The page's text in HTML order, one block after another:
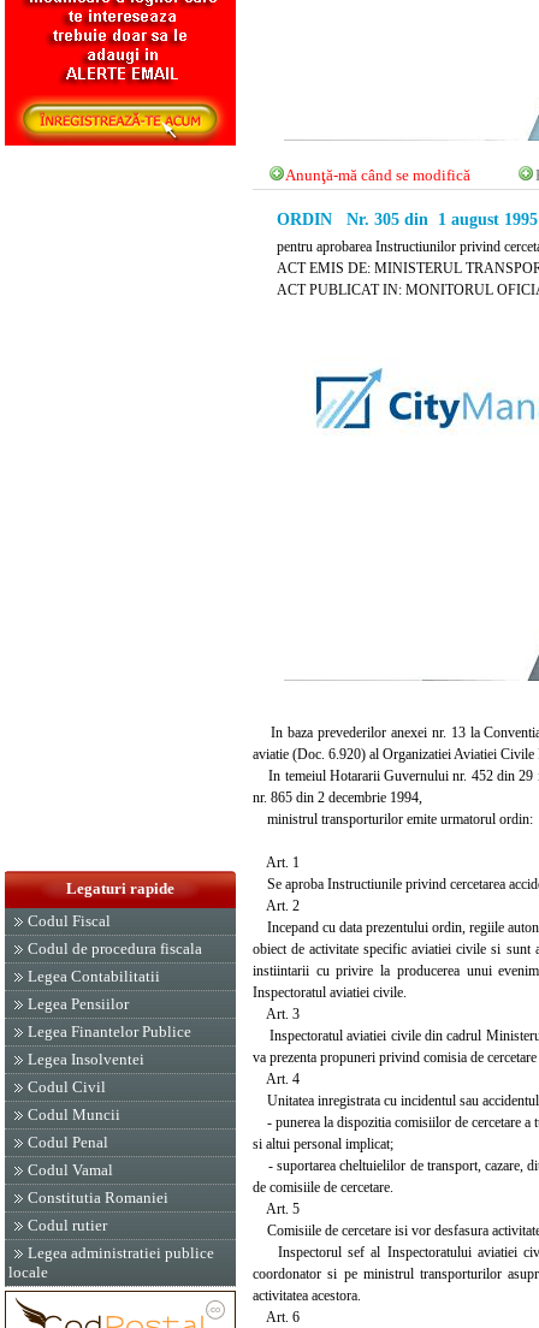
Legaturi rapide
Codul Fiscal
Codul de procedura fiscala
Legea Contabilitatii
Legea Pensiilor
Legea Finantelor Publice
Legea Insolventei
Codul Civil
Codul Muncii
Codul Penal
Codul Vamal
Constitutia Romaniei
Codul rutier
Legea administratiei publice
locale
Anunţă-mă când se modifică
ORDIN Nr. 305 din 1 august 1995
pentru aprobarea Instructiunilor privind
ACT EMIS DE: MINISTERUL
ACT PUBLICAT IN: MONITORUL
In baza prevederilor anexei nr. 13 la
aviatie (Doc. 6.920) al Organizatiei Aviatiei Civile
In temeiul Hotararii Guvernului nr. 452 din 29
nr. 865 din 2 decembrie 1994,
ministrul transporturilor emite urmatorul ordin:
Art. 1
Se aproba Instructiunile privind cercetarea
Art. 2
Incepand cu data prezentului ordin, regiile
obiect de activitate specific aviatiei civile si sunt
instiintarii cu privire la producerea unui
Inspectoratul aviatiei civile.
Art. 3
Inspectoratul aviatiei civile din cadrul
va prezenta propuneri privind comisia de
Art. 4
Unitatea inregistrata cu incidentul sau
- punerea la dispozitia comisiilor de cercetare a
si altui personal implicat;
- suportarea cheltuielilor de transport, cazare,
de comisiile de cercetare.
Art. 5
Comisiile de cercetare isi vor desfasura
Inspectorul sef al Inspectoratului aviatiei
coordonator si pe ministrul transporturilor
activitatea acestora.
Art. 6